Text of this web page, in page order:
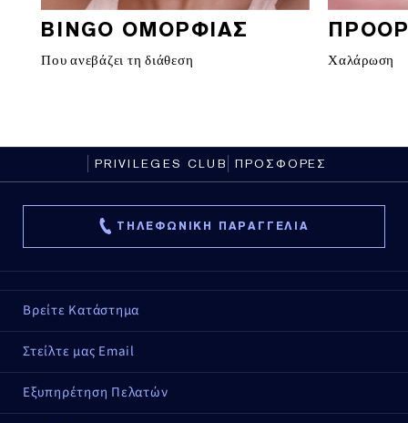
BINGO ΟΜΟΡΦΙΑΣ
Που ανεβάζει τη διάθεση Χαλάρωση
PRIVILEGES CLUB ΠΡΟΣΦΟΡΕΣ
ΤΗΛΕΦΩΝΙΚΗ ΠΑΡΑΓΓΕΛΙΑ
Βρείτε Κατάστημα
Στείλτε μας Email
Εξυπηρέτηση Πελατών